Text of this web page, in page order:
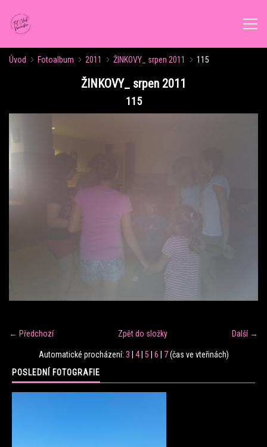
ROZVRH CVIČENÍ
Úvod Fotoalbum 2011 ŽINKOVY_ srpen 2011 115
ŽINKOVY_ srpen 2011
115
← Předchozí Další →
Zpět do složky
Automatické procházení: 3 | 4| 5 | 6 | 7(čas ve vteřinách)
POSLEDNÍ FOTOGRAFIE